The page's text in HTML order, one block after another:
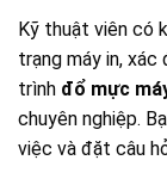
Kỹ thuật viên có
trạng máy in, xác
trình đổ mực
chuyên nghiệp.
việc và đặt câu